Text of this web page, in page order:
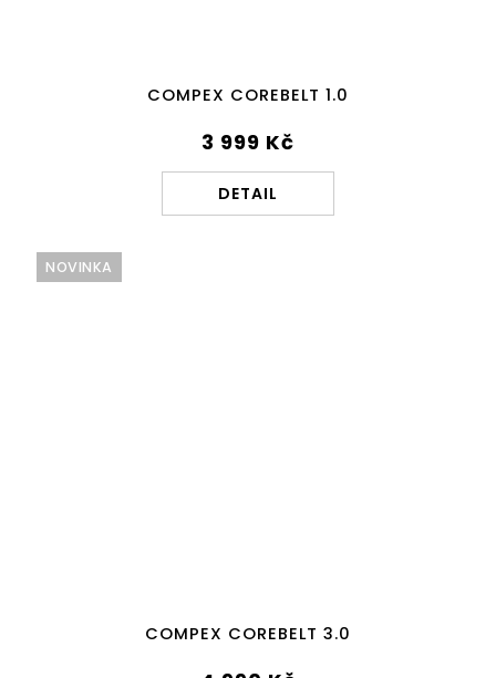
COMPEX COREBELT 1.0
3 999 Kč
DETAIL
NOVINKA
COMPEX COREBELT 3.0